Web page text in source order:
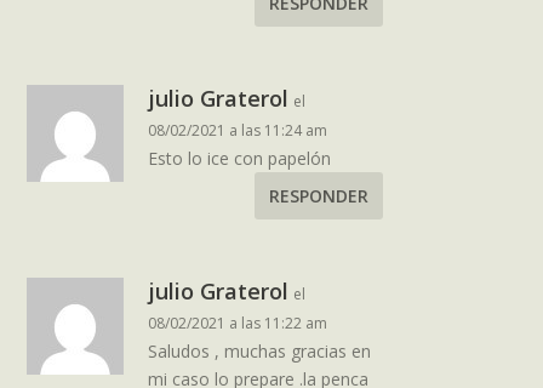
julio Graterol el
08/02/2021 a las 11:24 am
Esto lo ice con papelón
RESPONDER
julio Graterol el
08/02/2021 a las 11:22 am
Saludos , muchas gracias en
mi caso lo prepare .la penca